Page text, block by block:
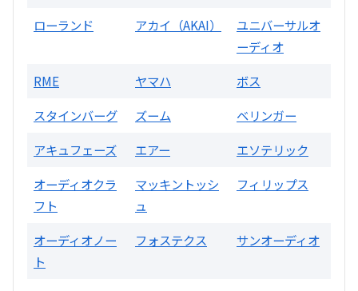
ローランド
アカイ（AKAI）
ユニバーサルオ
ーディオ
RME
ヤマハ
ボス
スタインバーグ
ズーム
ベリンガー
アキュフェーズ
エアー
エソテリック
オーディオクラ
フト
マッキントッシ
ュ
フィリップス
オーディオノー
ト
フォステクス サンオーディオ